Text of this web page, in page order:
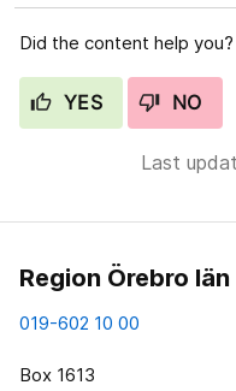
Did the content help you?
YES NO
Last
Region Örebro län
019-602 10 00
Box 1613